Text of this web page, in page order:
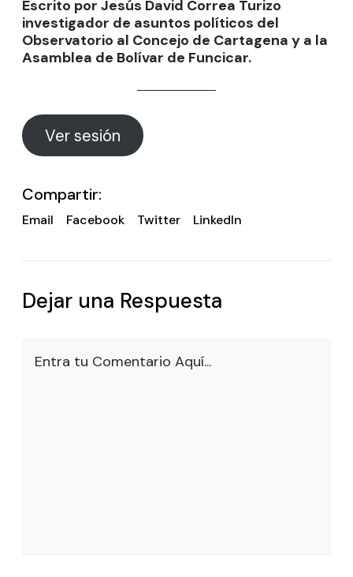
Escrito por Jesús David Correa Turizo
investigador de asuntos políticos del
Observatorio al Concejo de Cartagena y a la
Asamblea de Bolívar de Funcicar.
Ver sesión
Compartir:
Email Facebook Twitter LinkedIn
Dejar una Respuesta
Entra tu Comentario Aquí...